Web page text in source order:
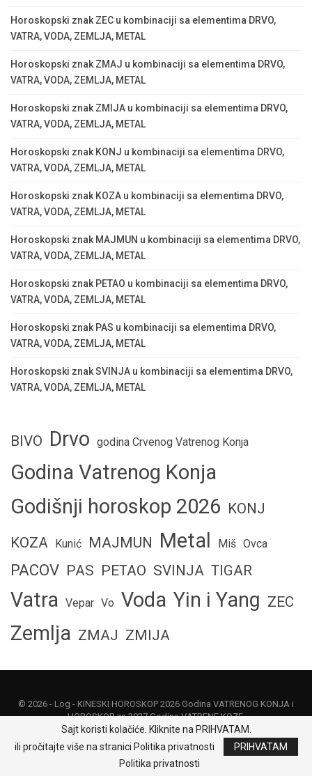
Horoskopski znak ZEC u kombinaciji sa elementima DRVO,
VATRA, VODA, ZEMLJA, METAL
Horoskopski znak ZMAJ u kombinaciji sa elementima DRVO,
VATRA, VODA, ZEMLJA, METAL
Horoskopski znak ZMIJA u kombinaciji sa elementima DRVO,
VATRA, VODA, ZEMLJA, METAL
Horoskopski znak KONJ u kombinaciji sa elementima DRVO,
VATRA, VODA, ZEMLJA, METAL
Horoskopski znak KOZA u kombinaciji sa elementima DRVO,
VATRA, VODA, ZEMLJA, METAL
Horoskopski znak MAJMUN u kombinaciji sa elementima DRVO,
VATRA, VODA, ZEMLJA, METAL
Horoskopski znak PETAO u kombinaciji sa elementima DRVO,
VATRA, VODA, ZEMLJA, METAL
Horoskopski znak PAS u kombinaciji sa elementima DRVO,
VATRA, VODA, ZEMLJA, METAL
Horoskopski znak SVINJA u kombinaciji sa elementima DRVO,
VATRA, VODA, ZEMLJA, METAL
BIVO Drvo godina Crvenog Vatrenog Konja
Godina Vatrenog Konja
Godišnji horoskop 2026 KONJ
KOZA Kunić MAJMUN Metal Miš Ovca
PACOV PAS PETAO SVINJA TIGAR
Vatra Vepar Vo Voda Yin i Yang ZEC
Zemlja ZMAJ ZMIJA
© 2026 - Log - KINESKI HOROSKOP 2026 Godina VATRENOG KONJA i
HOROSKOP za 2027 Godina VATRENE KOZE.
Politika privatnosti|Uslovi korišćenja| O nama |Kontakt|Odricanje od
odgovornosti
Sajt koristi kolačiće. Kliknite na PRIHVATAM.
ili pročitajte više na stranici Politika privatnosti
PRIHVATAM
Politika privatnosti